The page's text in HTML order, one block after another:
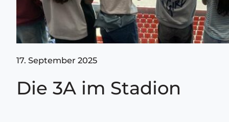
17. September 2025
Die 3A im Stadion